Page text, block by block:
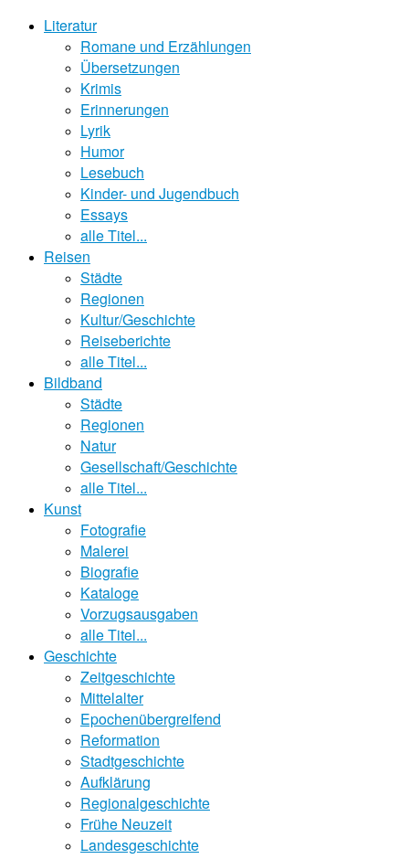
Literatur
Romane und Erzählungen
Übersetzungen
Krimis
Erinnerungen
Lyrik
Humor
Lesebuch
Kinder- und Jugendbuch
Essays
alle Titel...
Reisen
Städte
Regionen
Kultur/Geschichte
Reiseberichte
alle Titel...
Bildband
Städte
Regionen
Natur
Gesellschaft/Geschichte
alle Titel...
Kunst
Fotografie
Malerei
Biografie
Kataloge
Vorzugsausgaben
alle Titel...
Geschichte
Zeitgeschichte
Mittelalter
Epochenübergreifend
Reformation
Stadtgeschichte
Aufklärung
Regionalgeschichte
Frühe Neuzeit
Landesgeschichte